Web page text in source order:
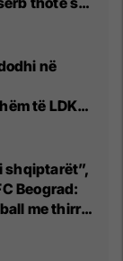
në
në
të LDK-
shqiptarët”,
Beograd:
me thirrje